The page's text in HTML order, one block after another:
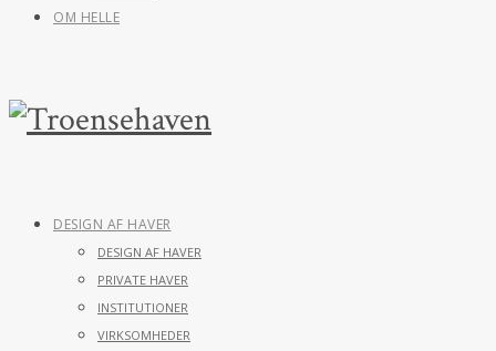
OM HELLE
DESIGN AF HAVER
DESIGN AF HAVER
PRIVATE HAVER
INSTITUTIONER
VIRKSOMHEDER